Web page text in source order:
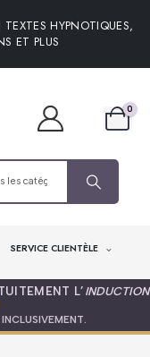
HYPNOTIQUES,
ET PLUS
0
SERVICE CLIENTÈLE
L’ INDUCTION